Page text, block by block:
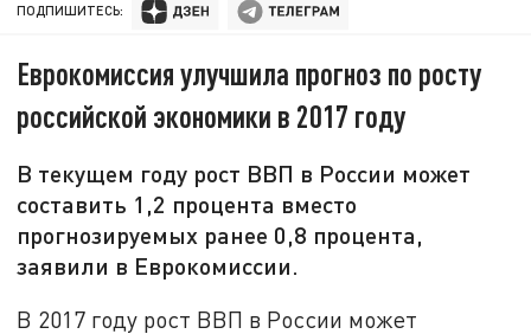
ПОДПИШИТЕСЬ:
Еврокомиссия улучшила прогноз по росту
российской экономики в 2017 году
В текущем году рост ВВП в России может
составить 1,2 процента вместо
прогнозируемых ранее 0,8 процента,
заявили в Еврокомиссии.
В 2017 году рост ВВП в России может